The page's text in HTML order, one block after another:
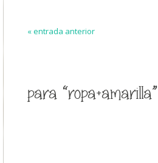
« entrada anterior
para “ropa+amarilla”